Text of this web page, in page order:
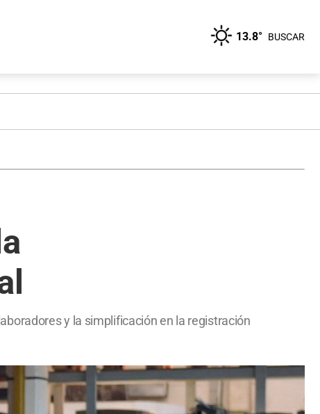
13.8° BUSCAR
y la simplificación en la registración